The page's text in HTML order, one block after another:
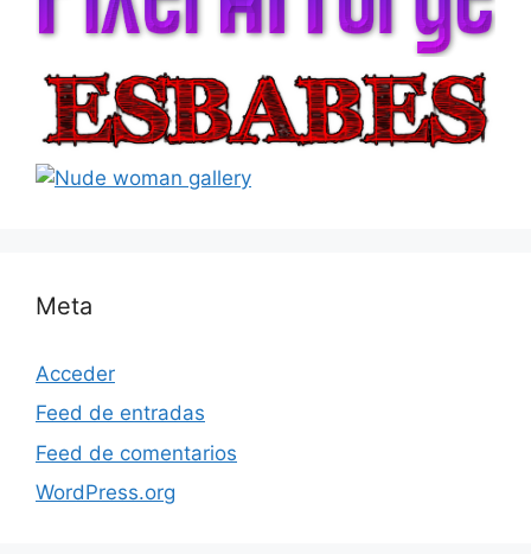
Meta
Acceder
Feed de entradas
Feed de comentarios
WordPress.org